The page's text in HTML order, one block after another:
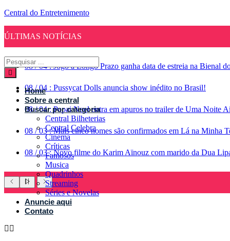
Central do Entretenimento
ÚLTIMAS NOTÍCIAS
08 / 04 : Jogo a Longo Prazo ganha data de estreia na Bienal
08 / 04 : Pussycat Dolls anuncia show inédito no Brasil!
08 / 04 : Papai Noel entra em apuros no trailer de Uma Noite
08 / 03 : Mais cinco nomes são confirmados em Lá na Minha
08 / 03 : Novo filme do Karim Aïnouz com marido da Dua
Home
Sobre a central
Buscar por categoria
Central Bilheterias
Central Celebra
Cinema
Críticas
Famosos
Musica
Quadrinhos
Streaming
Séries e Novelas
Anuncie aqui
Contato